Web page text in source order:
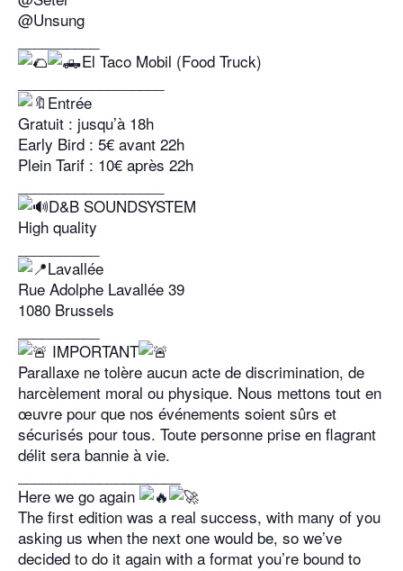
@Unsung
El Taco Mobil (Food Truck)
Entrée
Gratuit : jusqu’à 18h
Early Bird : 5€ avant 22h
Plein Tarif : 10€ après 22h
D&B SOUNDSYSTEM
High quality
Lavallée
Rue Adolphe Lavallée 39
1080 Brussels
IMPORTANT
Parallaxe ne tolère aucun acte de discrimination, de
harcèlement moral ou physique. Nous mettons tout en
œuvre pour que nos événements soient sûrs et
sécurisés pour tous. Toute personne prise en flagrant
délit sera bannie à vie.
Here we go again
The first edition was a real success, with many of you
asking us when the next one would be, so we’ve
decided to do it again with a format you’re bound to